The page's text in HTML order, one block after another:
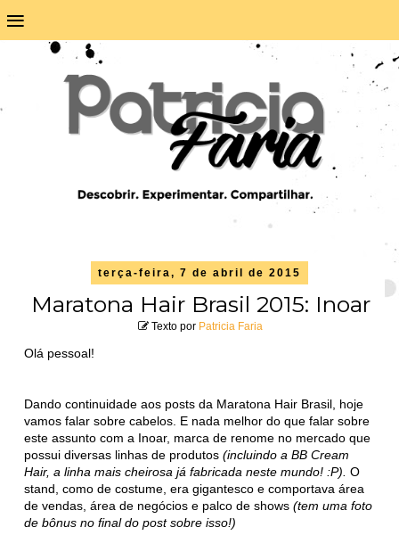
≡
terça-feira, 7 de abril de 2015
Maratona Hair Brasil 2015: Inoar
Texto por Patricia Faria
Olá pessoal!
Dando continuidade aos posts da Maratona Hair Brasil, hoje
vamos falar sobre cabelos. E nada melhor do que falar sobre
este assunto com a Inoar, marca de renome no mercado que
possui diversas linhas de produtos(incluindo a BB Cream
Hair, a linha mais cheirosa já fabricada neste mundo! :P).O
stand, como de costume, era gigantesco e comportava área
de vendas, área de negócios e palco de shows (tem uma foto
de bônus no final do post sobre isso!)